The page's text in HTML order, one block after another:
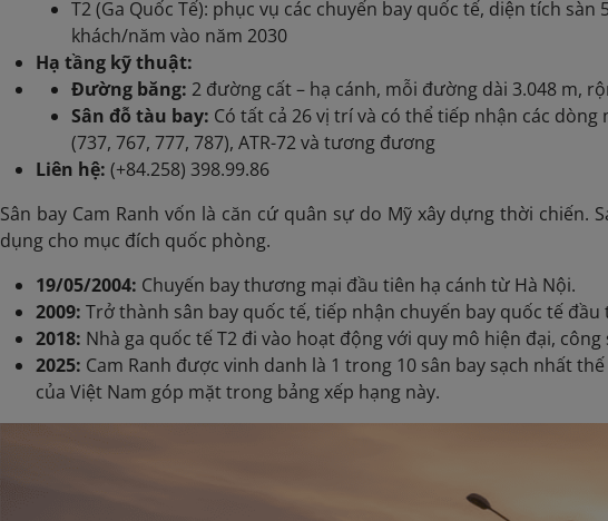
T2 (Ga Quốc Tế): phục vụ các chuyến bay quốc tế, diện tích
khách/năm vào năm 2030
Hạ tầng kỹ thuật:
Đường băng: 2 đường cất – hạ cánh, mỗi đường dài 3.048 m,
Sân đỗ tàu bay: Có tất cả 26 vị trí và có thể tiếp nhận các dòng
(737, 767, 777, 787), ATR-72 và tương đương
Liên hệ: (+84.258) 398.99.86
Sân bay Cam Ranh vốn là căn cứ quân sự do Mỹ xây dựng thời chiến.
dụng cho mục đích quốc phòng.
19/05/2004: Chuyến bay thương mại đầu tiên hạ cánh từ Hà Nội.
2009: Trở thành sân bay quốc tế, tiếp nhận chuyến bay quốc tế
2018: Nhà ga quốc tế T2 đi vào hoạt động với quy mô hiện đại, công
2025: Cam Ranh được vinh danh là 1 trong 10 sân bay sạch nhất
của Việt Nam góp mặt trong bảng xếp hạng này.